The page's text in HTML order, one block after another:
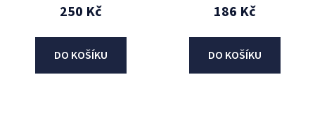
250 Kč
DO KOŠÍKU
186 Kč
DO KOŠÍKU